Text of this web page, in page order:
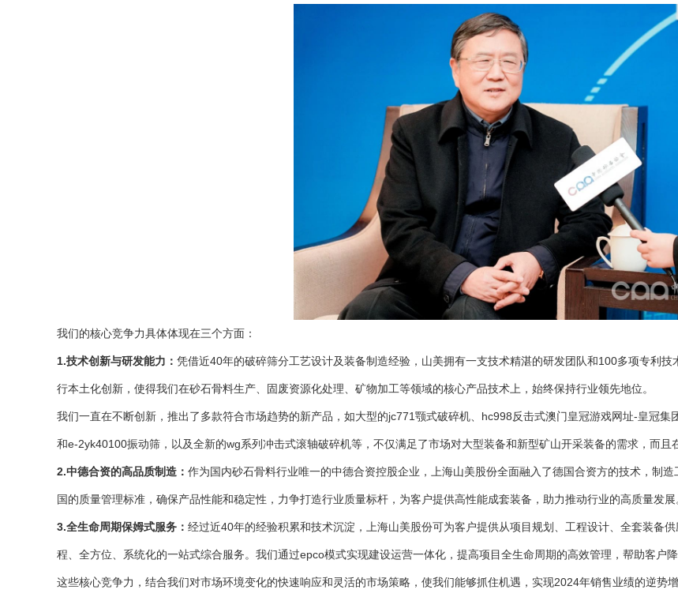
我们的核心竞争力具体体现在三个方面：
1.技术创新与研发能力： 凭借近40年的破碎筛分工艺设计及装备制造经验，山美拥有一支技术精湛的研发团队和100多项专利
行本土化创新，使得我们在砂石骨料生产、固废资源化处理、矿物加工等领域的核心产品技术上，始终保持行业领先地位。
我们一直在不断创新，推出了多款符合市场趋势的新产品，如大型的jc771颚式破碎机 、hc998反击式澳门皇冠游戏网址-皇冠集
和e-2yk40100振动筛 ，以及全新的wg系列冲击式滚轴破碎机等，不仅满足了市场对大型装备和新型矿山开采装备的需求，而且
2.中德合资的高品质制造： 作为国内砂石骨料行业唯一的中德合资控股企业，上海山美股份全面融入了德国合资方的技术，制
国的质量管理标准，确保产品性能和稳定性，力争打造行业质量标杆，为客户提供高性能成套装备，助力推动行业的高质量发展
3.全生命周期保姆式服务： 经过近40年的经验积累和技术沉淀，上海山美股份可为客户提供从项目规划、工程设计、全套装备
程、全方位、系统化的一站式综合服务。我们通过epco模式实现建设运营一体化，提高项目全生命周期的高效管理，帮助客户
这些核心竞争力，结合我们对市场环境变化的快速响应和灵活的市场策略，使我们能够抓住机遇，实现2024年销售业绩的逆势增